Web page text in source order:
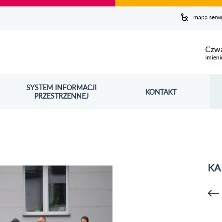
mapa
SYSTEM INFORMACJI
PRZESTRZENNEJ
OTWORZY SIĘ W NOWYM OKNIE KONTAKT